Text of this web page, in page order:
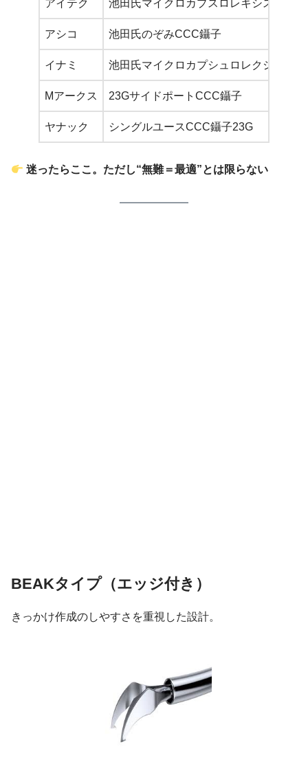
アイテク 池田氏マイクロカプスロレキシス鑷子
アシコ 池田氏のぞみCCC鑷子
イナミ 池田氏マイクロカプシュロレクシス鑷
Mアークス 23GサイドポートCCC鑷子
ヤナック シングルユースCCC鑷子23G
迷ったらここ。ただし“無難＝最適”とは限らない
BEAKタイプ（エッジ付き）
きっかけ作成のしやすさを重視した設計。